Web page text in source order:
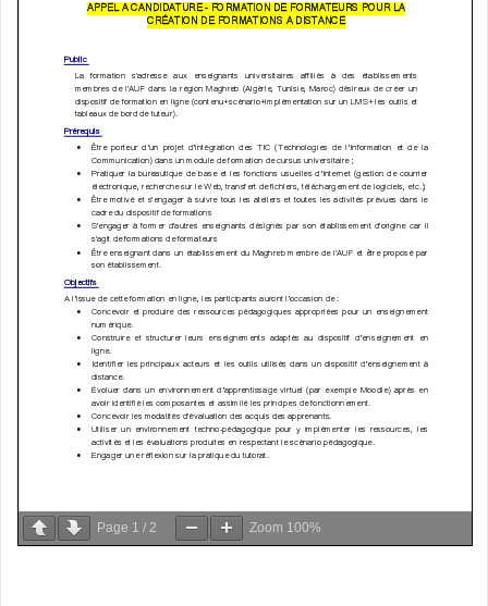
Page 1 / 2 Zoom 100%